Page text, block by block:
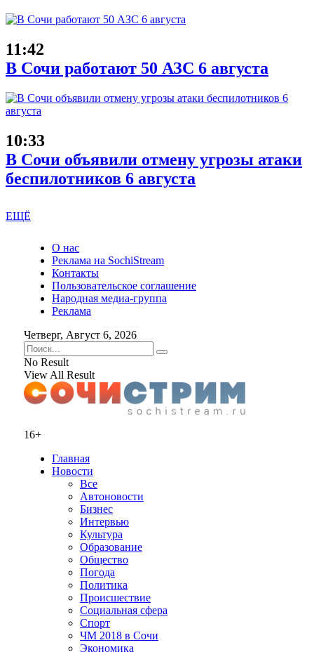
11:42
В Сочи работают 50 АЗС 6 августа
10:33
В Сочи объявили отмену угрозы атаки
беспилотников 6 августа
ЕЩЁ
О нас
Реклама на SochiStream
Контакты
Пользовательское соглашение
Народная медиа-группа
Реклама
Четверг, Август 6, 2026
No Result
View All Result
16+
Главная
Новости
Все
Автоновости
Бизнес
Интервью
Культура
Образование
Общество
Погода
Политика
Происшествие
Социальная сфера
Спорт
ЧМ 2018 в Сочи
Экономика